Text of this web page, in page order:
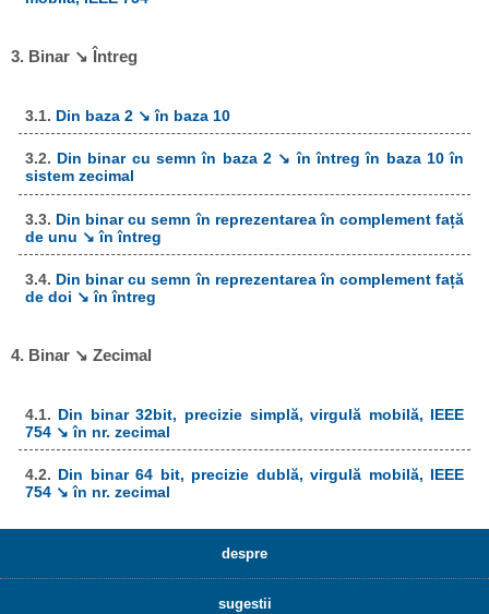
3. Binar ↘ Întreg
3.1. Din baza 2 ↘ în baza 10
3.2. Din binar cu semn în baza 2 ↘ în întreg în baza 10 în
sistem zecimal
3.3. Din binar cu semn în reprezentarea în complement față
de unu ↘ în întreg
3.4. Din binar cu semn în reprezentarea în complement față
de doi ↘ în întreg
4. Binar ↘ Zecimal
4.1. Din binar 32bit, precizie simplă, virgulă mobilă, IEEE
754 ↘ în nr. zecimal
4.2. Din binar 64 bit, precizie dublă, virgulă mobilă, IEEE
754 ↘ în nr. zecimal
despre
sugestii